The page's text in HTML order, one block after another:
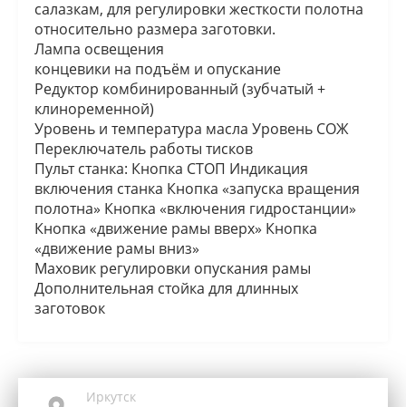
салазкам, для регулировки жесткости полотна
относительно размера заготовки.
Лампа освещения
концевики на подъём и опускание
Редуктор комбинированный (зубчатый +
клиноременной)
Уровень и температура масла Уровень СОЖ
Переключатель работы тисков
Пульт станка: Кнопка СТОП Индикация
включения станка Кнопка «запуска вращения
полотна» Кнопка «включения гидростанции»
Кнопка «движение рамы вверх» Кнопка
«движение рамы вниз»
Маховик регулировки опускания рамы
Дополнительная стойка для длинных
заготовок
Иркутск